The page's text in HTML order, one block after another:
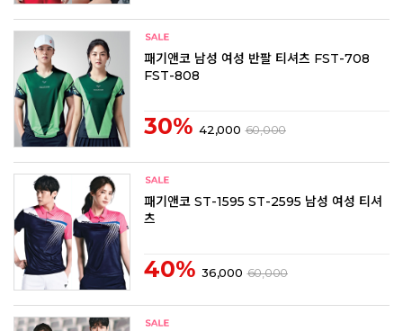
패기앤코 남성 여성 반팔 티셔츠 FST-708
FST-808
30% 42,000 60,000
패기앤코 ST-1595 ST-2595 남성 여성 티셔
츠
40% 36,000 60,000